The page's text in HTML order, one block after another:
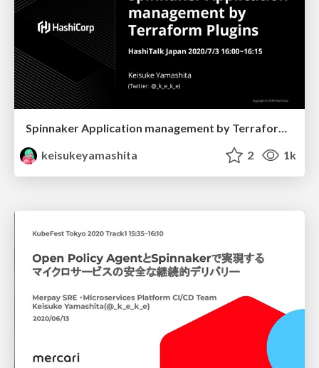
Spinnaker Application management by Terraform Plugins
keisukeyamashita
2 1k